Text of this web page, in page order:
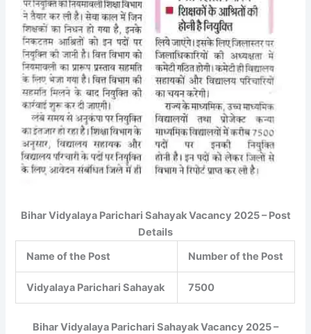
Bihar Vidyalaya Parichari Sahayak Vacancy 2025 – Post
Details
Name of the Post
Number of the Post
Vidyalaya Parichari Sahayak 7500
Bihar Vidyalaya Parichari Sahayak Vacancy 2025 –